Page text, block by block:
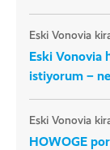
Eski Vonovia
Eski Vonovia
istiyorum –
Eski Vonovia
HOWOGE